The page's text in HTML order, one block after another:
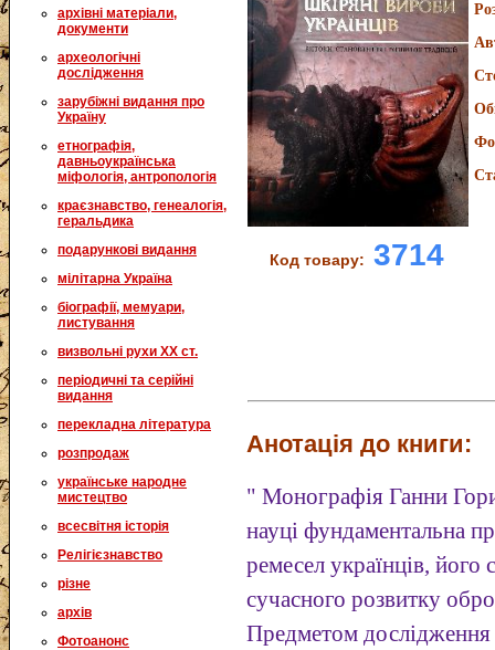
архівні матеріали,
документи
археологічні
дослідження
зарубіжні видання про
Україну
етнографія,
давньоукраїнська
міфологія, антропологія
краєзнавство, генеалогія,
геральдика
подарункові видання
мілітарна Україна
біографії, мемуари,
листування
визвольні рухи XX ст.
періодичні та серійні
видання
перекладна література
розпродаж
українське народне
мистецтво
всесвітня історія
Релігієзнавство
різне
архів
Фотоанонс
Код товару: 3714
Анотація до книги:
" Монографія Ганни
науці фундаментальна
ремесел українців, його
сучасного розвитку
Предметом